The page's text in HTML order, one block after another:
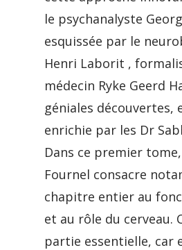
le psychanalyste
esquissée par le
Henri Laborit ,
médecin Ryke Geerd
géniales découvertes,
enrichie par les Dr
Dans ce premier tome,
Fournel consacre
chapitre entier au
et au rôle du cerveau.
partie essentielle, car